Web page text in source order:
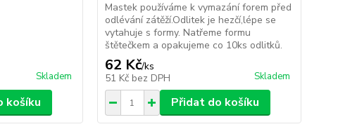
Skladem
košíku
Mastek používáme k vymazání forem před
odlévání zátěží.Odlitek je hezčí,lépe se
vytahuje s formy. Natřeme formu
štětečkem a opakujeme co 10ks odlitků.
62 Kč/ks
51 Kč bez DPH Skladem
Přidat do košíku